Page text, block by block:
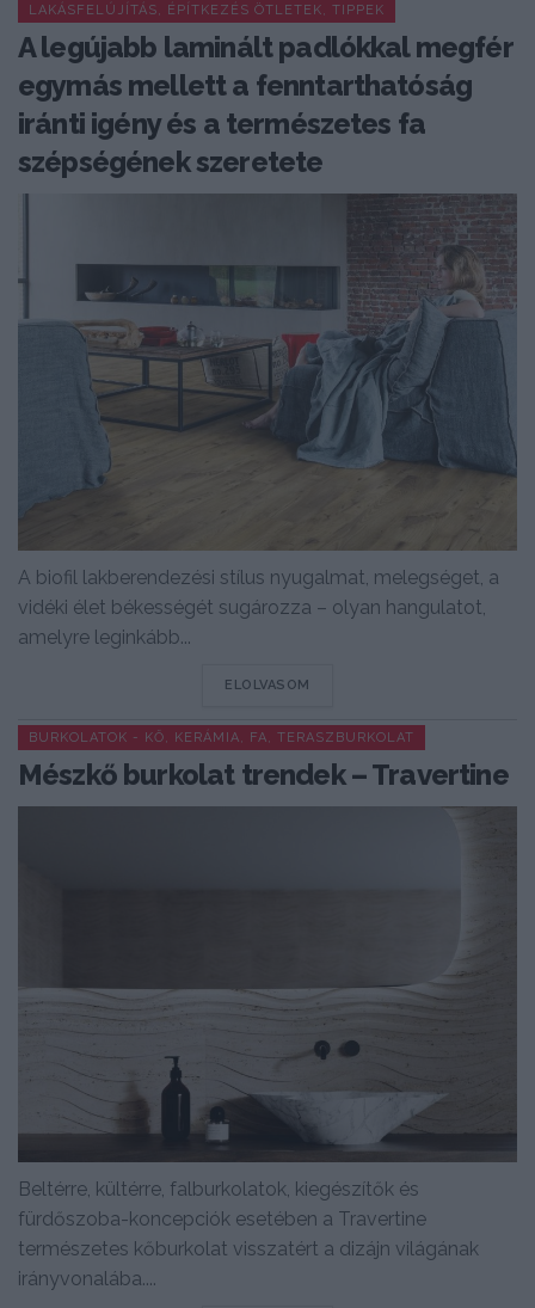
LAKÁSFELÚJÍTÁS, ÉPÍTKEZÉS ÖTLETEK, TIPPEK
A legújabb laminált padlókkal megfér
egymás mellett a fenntarthatóság
iránti igény és a természetes fa
szépségének szeretete
A biofil lakberendezési stílus nyugalmat, melegséget, a
vidéki élet békességét sugározza – olyan hangulatot,
amelyre leginkább...
ELOLVASOM
BURKOLATOK - KŐ, KERÁMIA, FA, TERASZBURKOLAT
Mészkő burkolat trendek – Travertine
Beltérre, kültérre, falburkolatok, kiegészítők és
fürdőszoba-koncepciók esetében a Travertine
természetes kőburkolat visszatért a dizájn világának
irányvonalába....